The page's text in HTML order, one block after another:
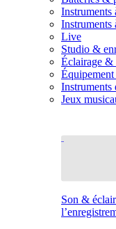
Instruments
Instruments
Live
Studio &
Éclairage &
Instruments
Jeux
Son &